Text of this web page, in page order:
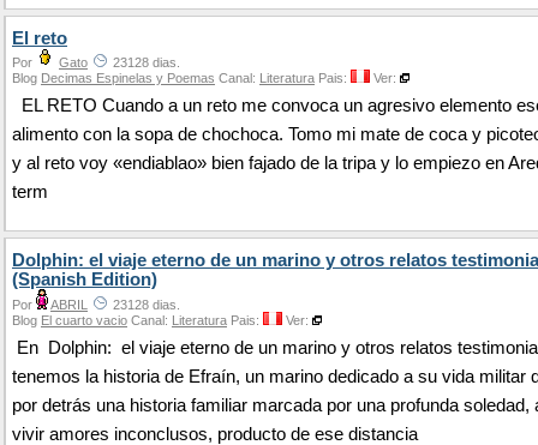
El reto
Por Gato
23128 dias.
Blog Decimas Espinelas y Poemas Canal: Literatura Pais: Ver:
EL RETO Cuando a un reto me convoca un agresivo elemento
alimento con la sopa de chochoca. Tomo mi mate de coca y
y al reto voy «endiablao» bien fajado de la tripa y lo empiezo en
term
Dolphin: el viaje eterno de un marino y otros relatos
(Spanish Edition)
Por ABRIL
23128 dias.
Blog El cuarto vacio Canal: Literatura Pais: Ver:
En Dolphin: el viaje eterno de un marino y otros relatos
tenemos la historia de Efraín, un marino dedicado a su vida militar
por detrás una historia familiar marcada por una profunda soledad,
vivir amores inconclusos, producto de ese distancia